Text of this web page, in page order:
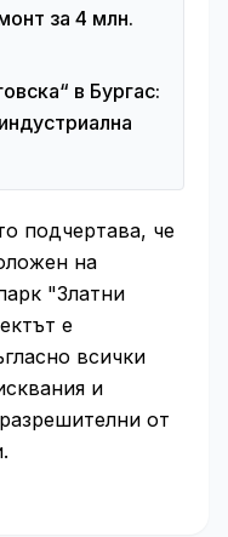
за 4 млн.
в Бургас:
подчертава, че
на
"Златни
е
всички
и
от